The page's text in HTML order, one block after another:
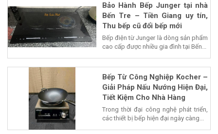
Bảo Hành Bếp Junger tại nhà
Bến Tre – Tiền Giang uy tín,
Thu bếp cũ đổi bếp mới
Bếp điện từ Junger là dòng sản phẩm
cao cấp được nhiều gia đình tại Bến...
Bếp Từ Công Nghiệp Kocher –
Giải Pháp Nấu Nướng Hiện Đại,
Tiết Kiệm Cho Nhà Hàng
Trong thời đại công nghệ phát triển,
các thiết bị bếp hiện đại ngày càng...